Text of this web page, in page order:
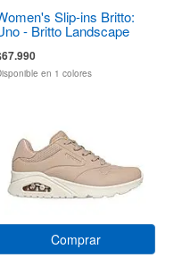
Slip-ins Britto:
- Britto Landscape
en 1 colores
Comprar